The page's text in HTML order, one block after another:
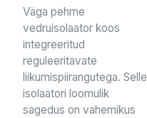
Väga pehme
vedruisolaator koos
integreeritud
reguleeritavate
liikumispiirangutega. Selle
isolaatori loomulik
sagedus on vahemikus